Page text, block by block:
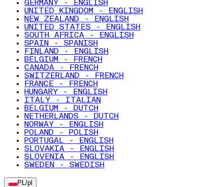
GERMANY - ENGLISH
UNITED KINGDOM - ENGLISH
NEW ZEALAND - ENGLISH
UNITED STATES - ENGLISH
SOUTH AFRICA - ENGLISH
SPAIN - SPANISH
FINLAND - ENGLISH
BELGIUM - FRENCH
CANADA - FRENCH
SWITZERLAND - FRENCH
FRANCE - FRENCH
HUNGARY - ENGLISH
ITALY - ITALIAN
BELGIUM - DUTCH
NETHERLANDS - DUTCH
NORWAY - ENGLISH
POLAND - POLISH
PORTUGAL - ENGLISH
SLOVAKIA - ENGLISH
SLOVENIA - ENGLISH
SWEDEN - SWEDISH
PL/pl